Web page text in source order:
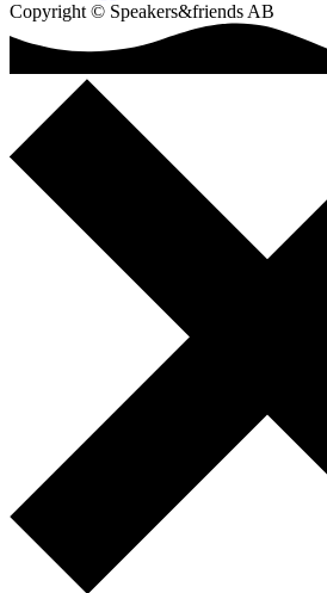
Copyright © Speakers&friends AB